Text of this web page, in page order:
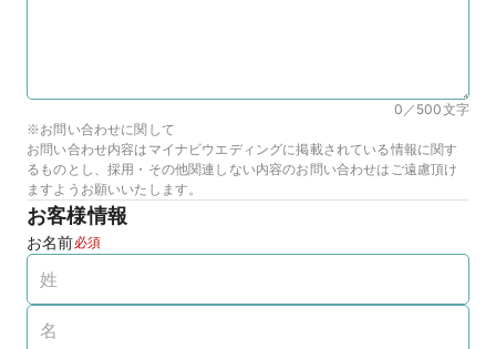
0／500文字
※お問い合わせに関して
お問い合わせ内容はマイナビウエディングに掲載されている情報に関す
るものとし、採用・その他関連しない内容のお問い合わせはご遠慮頂け
ますようお願いいたします。
お客様情報
お名前必須